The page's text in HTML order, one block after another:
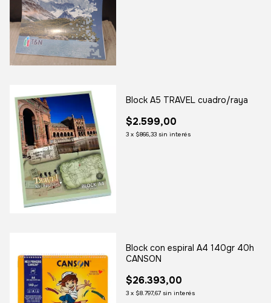
Block A5 TRAVEL cuadro/raya
$2.599,00
3 x $866,33 sin interés
Block con espiral A4 140gr 40h
CANSON
$26.393,00
3 x $8.797,67 sin interés